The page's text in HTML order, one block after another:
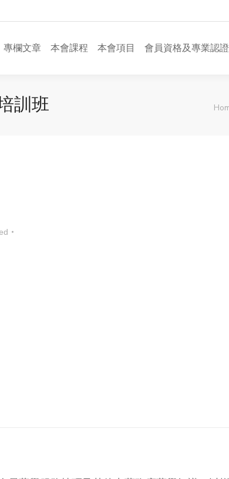
專欄文章 本會課程 本會項目 會員資格及專業認證
訓班